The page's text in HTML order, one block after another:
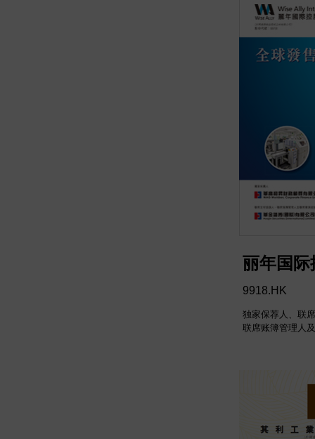
丽年国际
9918.HK
独家保荐人、联
联席账簿管理人